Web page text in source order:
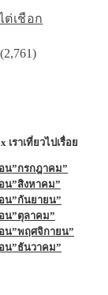
ต่เชือก
(2,761)
เราเที่ยวไปเรื่อย
น”กรกฎาคม”
น”สิงหาคม”
น”กันยายน”
น”ตุลาคม”
น”พฤศจิกายน”
น”ธันวาคม”